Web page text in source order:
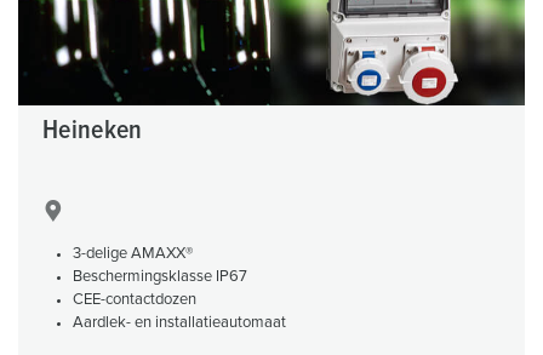
Heineken
3-delige AMAXX®
Beschermingsklasse IP67
CEE-contactdozen
Aardlek- en installatieautomaat